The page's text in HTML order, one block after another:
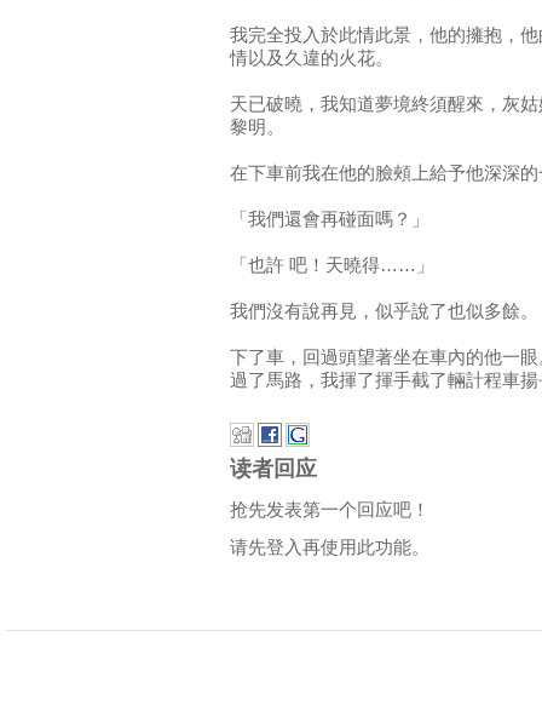
我完全投入於此情此景，他的擁抱，
情以及久違的火花。
天已破曉，我知道夢境終須醒來，灰
黎明。
在下車前我在他的臉頰上給予他深深
「我們還會再碰面嗎？」
「也許 吧！天曉得……」
我們沒有說再見，似乎說了也似多餘。
下了車，回過頭望著坐在車內的他一
過了馬路，我揮了揮手截了輛計程車
读者回应
抢先发表第一个回应吧！
请先登入再使用此功能。